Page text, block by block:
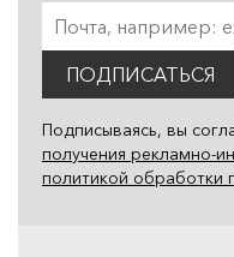
ПОДПИСАТЬСЯ
Подписываясь, вы
получения рекламно-
политикой обработки